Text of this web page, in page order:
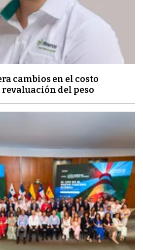
cambios en el costo
del peso